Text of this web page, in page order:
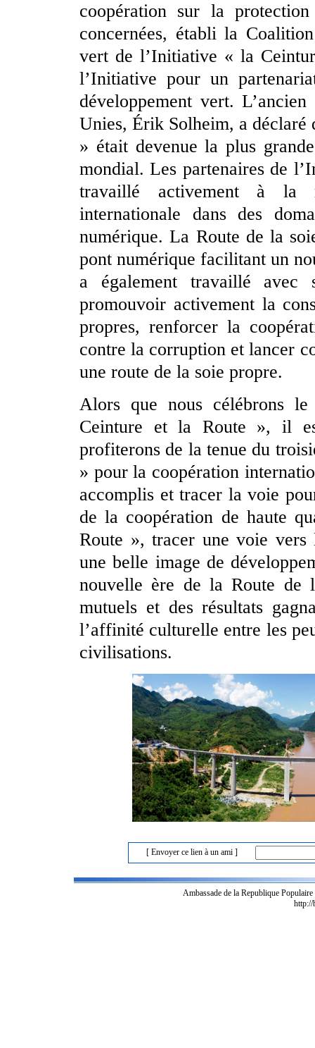
coopération sur la
concernées, établi la
vert de l’Initiative « la
l’Initiative pour un
développement vert.
Unies, Érik Solheim, a
» était devenue la plus
mondial. Les partenaires de
travaillé activement à la
internationale dans des
numérique. La Route de la
pont numérique facilitant un
a également travaillé avec
promouvoir activement la
propres, renforcer la
contre la corruption et lancer
une route de la soie propre.
Alors que nous célébrons
Ceinture et la Route », il
profiterons de la tenue du
» pour la coopération
accomplis et tracer la voie
de la coopération de haute
Route », tracer une voie vers
une belle image de
nouvelle ère de la Route de
mutuels et des résultats
l’affinité culturelle entre les
civilisations.
[ Envoyer ce lien à un ami ]
Ambassade de la Republique
http://